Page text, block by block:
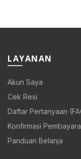
LAYANAN
Akun Saya
Cek Resi
Daftar Pertanyaan
Konfirmasi
Panduan Belanja